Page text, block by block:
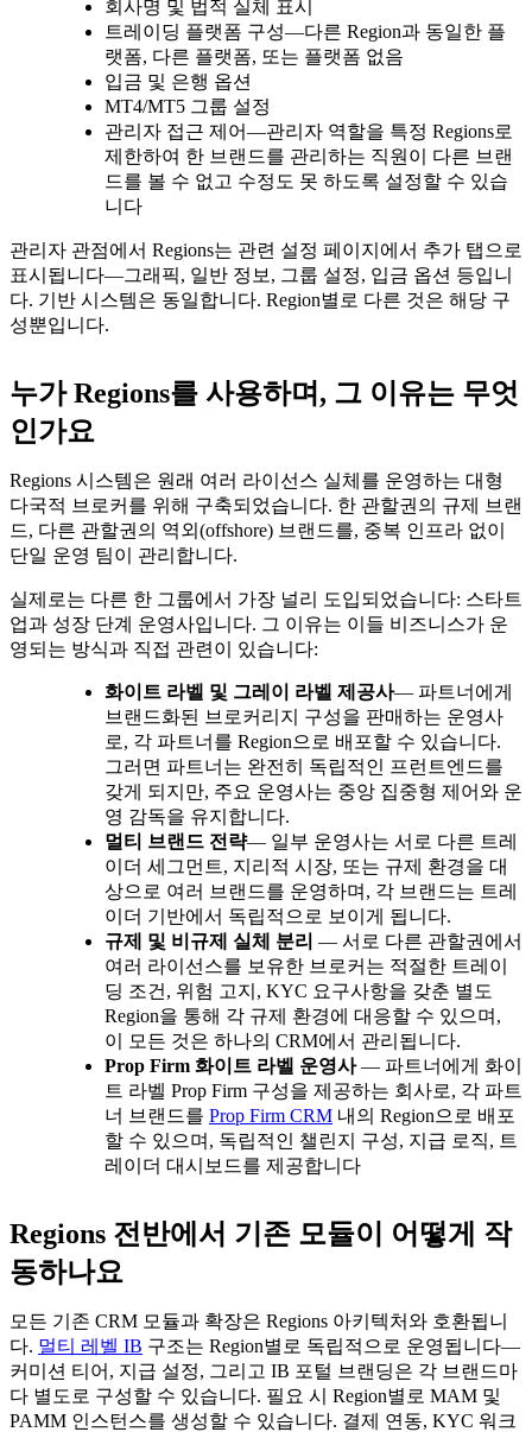
회사명 및 법적 실체 표시
트레이딩 플랫폼 구성—다른 Region과 동일한 플
랫폼, 다른 플랫폼, 또는 플랫폼 없음
입금 및 은행 옵션
MT4/MT5 그룹 설정
관리자 접근 제어—관리자 역할을 특정 Regions로
제한하여 한 브랜드를 관리하는 직원이 다른 브랜
드를 볼 수 없고 수정도 못 하도록 설정할 수 있습
니다
관리자 관점에서 Regions는 관련 설정 페이지에서 추가 탭으로
표시됩니다—그래픽, 일반 정보, 그룹 설정, 입금 옵션 등입니
다. 기반 시스템은 동일합니다. Region별로 다른 것은 해당 구
성뿐입니다.
누가 Regions를 사용하며, 그 이유는 무엇
인가요
Regions 시스템은 원래 여러 라이선스 실체를 운영하는 대형
다국적 브로커를 위해 구축되었습니다. 한 관할권의 규제 브랜
드, 다른 관할권의 역외(offshore) 브랜드를, 중복 인프라 없이
단일 운영 팀이 관리합니다.
실제로는 다른 한 그룹에서 가장 널리 도입되었습니다: 스타트
업과 성장 단계 운영사입니다. 그 이유는 이들 비즈니스가 운
영되는 방식과 직접 관련이 있습니다:
화이트 라벨 및 그레이 라벨 제공사— 파트너에게
브랜드화된 브로커리지 구성을 판매하는 운영사
로, 각 파트너를 Region으로 배포할 수 있습니다.
그러면 파트너는 완전히 독립적인 프런트엔드를
갖게 되지만, 주요 운영사는 중앙 집중형 제어와 운
영 감독을 유지합니다.
멀티 브랜드 전략— 일부 운영사는 서로 다른 트레
이더 세그먼트, 지리적 시장, 또는 규제 환경을 대
상으로 여러 브랜드를 운영하며, 각 브랜드는 트레
이더 기반에서 독립적으로 보이게 됩니다.
규제 및 비규제 실체 분리 — 서로 다른 관할권에서
여러 라이선스를 보유한 브로커는 적절한 트레이
딩 조건, 위험 고지, KYC 요구사항을 갖춘 별도
Region을 통해 각 규제 환경에 대응할 수 있으며,
이 모든 것은 하나의 CRM에서 관리됩니다.
Prop Firm 화이트 라벨 운영사— 파트너에게 화이
트 라벨 Prop Firm 구성을 제공하는 회사로, 각 파트
너 브랜드를 Prop Firm CRM 내의 Region으로 배포
할 수 있으며, 독립적인 챌린지 구성, 지급 로직, 트
레이더 대시보드를 제공합니다
Regions 전반에서 기존 모듈이 어떻게 작
동하나요
모든 기존 CRM 모듈과 확장은 Regions 아키텍처와 호환됩니
다. 멀티 레벨 IB 구조는 Region별로 독립적으로 운영됩니다—
커미션 티어, 지급 설정, 그리고 IB 포털 브랜딩은 각 브랜드마
다 별도로 구성할 수 있습니다. 필요 시 Region별로 MAM 및
PAMM 인스턴스를 생성할 수 있습니다. 결제 연동, KYC 워크